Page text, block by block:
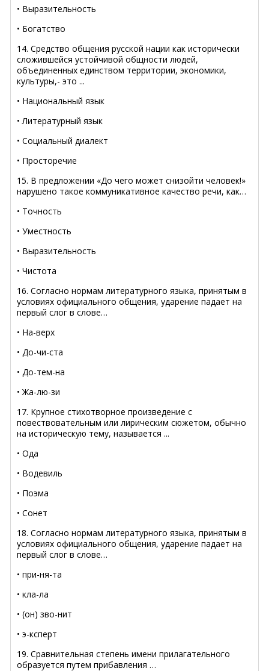
• Выразительность
• Богатство
14. Средство общения русской нации как исторически
сложившейся устойчивой общности людей,
объединенных единством территории, экономики,
культуры,- это ...
• Национальный язык
• Литературный язык
• Социальный диалект
• Просторечие
15. В предложении «До чего может снизойти человек!»
нарушено такое коммуникативное качество речи, как…
• Точность
• Уместность
• Выразительность
• Чистота
16. Согласно нормам литературного языка, принятым в
условиях официального общения, ударение падает на
первый слог в слове…
• На-верх
• До-чи-ста
• До-тем-на
• Жа-лю-зи
17. Крупное стихотворное произведение с
повествовательным или лирическим сюжетом, обычно
на историческую тему, называется ...
• Ода
• Водевиль
• Поэма
• Сонет
18. Согласно нормам литературного языка, принятым в
условиях официального общения, ударение падает на
первый слог в слове…
• при-ня-та
• кла-ла
• (он) зво-нит
• э-ксперт
19. Сравнительная степень имени прилагательного
образуется путем прибавления …